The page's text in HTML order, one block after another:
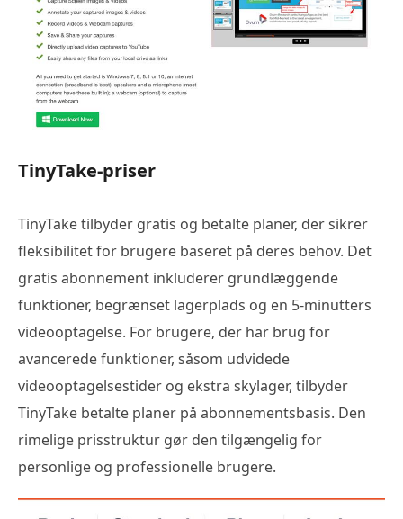
TinyTake-priser
TinyTake tilbyder gratis og betalte planer, der sikrer
fleksibilitet for brugere baseret på deres behov. Det
gratis abonnement inkluderer grundlæggende
funktioner, begrænset lagerplads og en 5-minutters
videooptagelse. For brugere, der har brug for
avancerede funktioner, såsom udvidede
videooptagelsestider og ekstra skylager, tilbyder
TinyTake betalte planer på abonnementsbasis. Den
rimelige prisstruktur gør den tilgængelig for
personlige og professionelle brugere.